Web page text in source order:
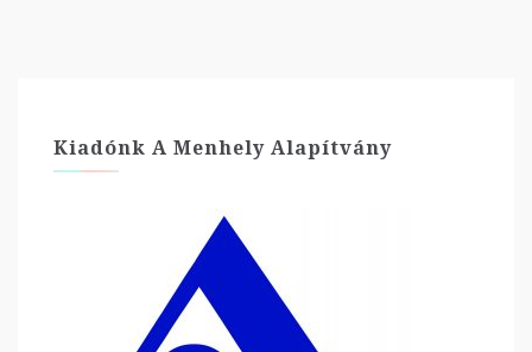
Kiadónk A Menhely Alapítvány